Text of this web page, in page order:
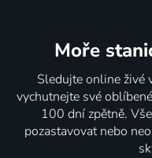
Moře
Sledujte online živé
vychutnejte své
100 dní zpětně.
pozastavovat nebo